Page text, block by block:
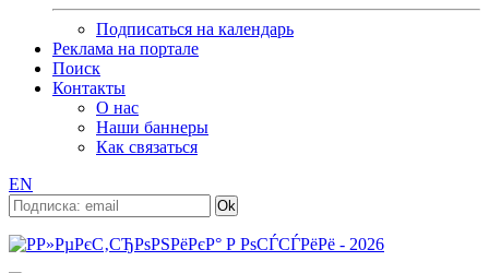
Подписаться на календарь
Реклама на портале
Поиск
Контакты
О нас
Наши баннеры
Как связаться
EN